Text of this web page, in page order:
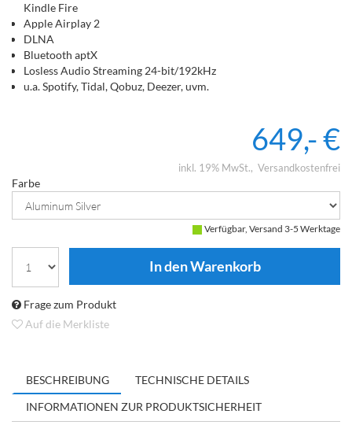
Kindle Fire
Apple Airplay 2
DLNA
Bluetooth aptX
Losless Audio Streaming 24-bit/192kHz
u.a. Spotify, Tidal, Qobuz, Deezer, uvm.
649,- €
inkl. 19% MwSt. Versandkostenfrei
Farbe
Verfügbar, Versand 3-5 Werktage
Frage zum Produkt
Auf die Merkliste
BESCHREIBUNG
TECHNISCHE DETAILS
INFORMATIONEN ZUR PRODUKTSICHERHEIT